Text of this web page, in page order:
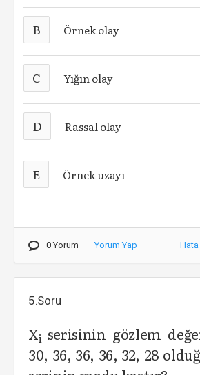
B Örnek olay
C Yığın olay
D Rassal olay
E Örnek uzayı
0 Yorum Yorum Yap
5.Soru
Xi serisinin gözlem
30, 36, 36, 36, 32, 28